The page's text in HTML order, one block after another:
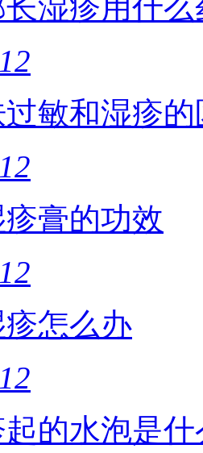
湿疹用什么
敏和湿疹的
膏的功效
怎么办
的水泡是